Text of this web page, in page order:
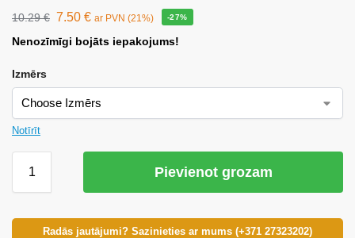
10.29€ 7.50 € ar PVN (21%) -27%
Nenozīmīgi bojāts iepakojums!
Izmērs
Notīrīt
Pievienot grozam
Radās jautājumi? Sazinieties ar mums (+371 27323202)